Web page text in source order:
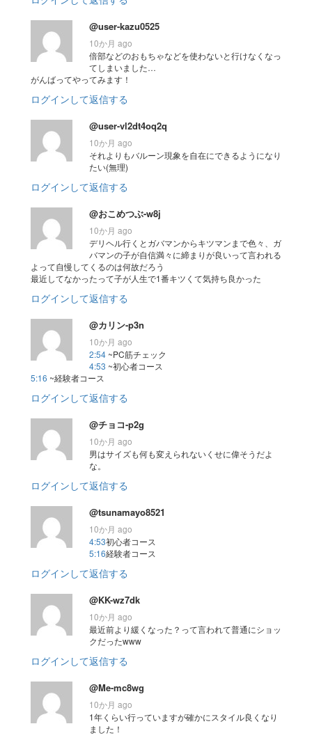
@user-kazu0525
10か月 ago
倍部などのおもちゃなどを使わないと行けなくなっ
てしまいました…
がんばってやってみます！
ログインして返信する
@user-vl2dt4oq2q
10か月 ago
それよりもバルーン現象を自在にできるようになり
たい(無理)
ログインして返信する
@おこめつぶ-w8j
10か月 ago
デリヘル行くとガバマンからキツマンまで色々、ガ
バマンの子が自信満々に締まりが良いって言われる
よって自慢してくるのは何故だろう
最近してなかったって子が人生で1番キツくて気持ち良かった
ログインして返信する
@カリン-p3n
10か月 ago
2:54 ~PC筋チェック
4:53 ~初心者コース
5:16 ~経験者コース
ログインして返信する
@チョコ-p2g
10か月 ago
男はサイズも何も変えられないくせに偉そうだよ
な。
ログインして返信する
@tsunamayo8521
10か月 ago
4:53初心者コース
5:16経験者コース
ログインして返信する
@KK-wz7dk
10か月 ago
最近前より緩くなった？って言われて普通にショッ
クだったwww
ログインして返信する
@Me-mc8wg
10か月 ago
1年くらい行っていますが確かにスタイル良くなり
ました！